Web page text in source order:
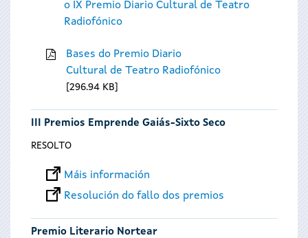
o IX Premio Diario Cultural de Teatro
Radiofónico
Bases do Premio Diario
Cultural de Teatro Radiofónico
296.94 KB
III Premios Emprende Gaiás-Sixto Seco
RESOLTO
Máis información
Resolución do fallo dos premios
Premio Literario Nortear